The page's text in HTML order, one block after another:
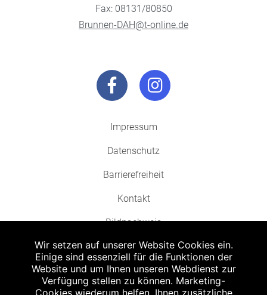
Fax: 08131/80850
Brunnen-DAH@t-online.de
Impressum
Datenschutz
Barrierefreiheit
Kontakt
Bildnachweis
Abgabe in haushaltsüblichen Mengen, solange der Vorrat reicht. Für Druck-
Wir setzen auf unserer Website Cookies ein.
Einige sind essenziell für die Funktionen der
Website und um Ihnen unseren Webdienst zur
Verfügung stellen zu können. Marketing-
Cookies wiederum helfen, Ihnen zusätzliche